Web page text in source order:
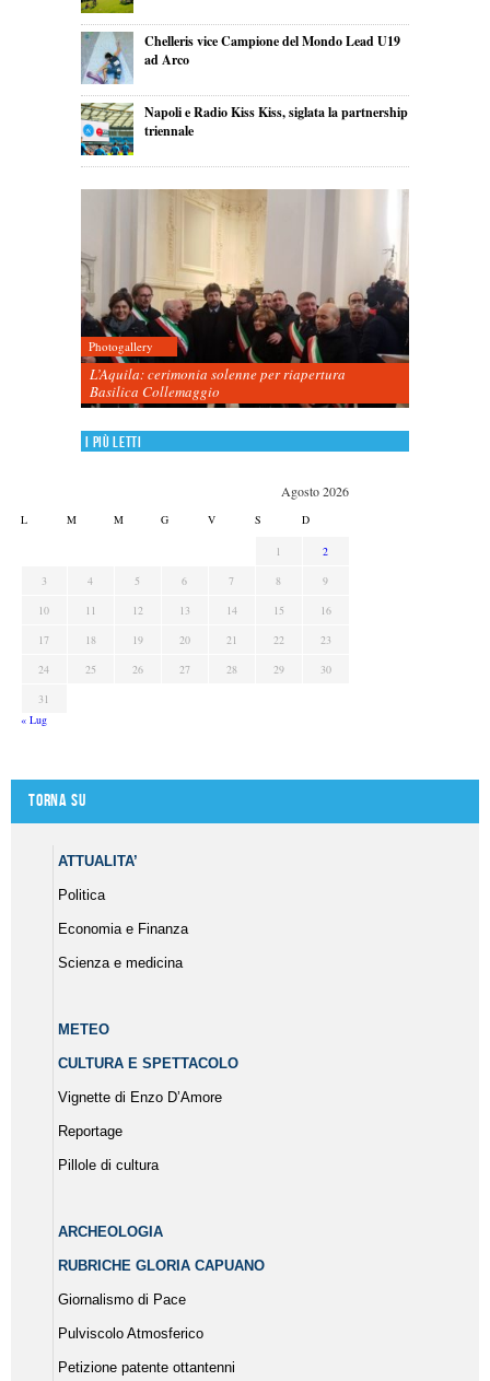
Chelleris vice Campione del Mondo Lead U19
ad Arco
Napoli e Radio Kiss Kiss, siglata la partnership
triennale
Photogallery
L’Aquila: cerimonia solenne per riapertura
Basilica Collemaggio
I più letti
Agosto 2026
L M M G V S D
1
2
3
4 5 6 7 8
9
10
11 12 13 14 15
16
17
18 19 20 21 22
23
24
25 26 27 28 29
30
31
« Lug
Torna su
ATTUALITA’
Politica
Economia e Finanza
Scienza e medicina
METEO
CULTURA E SPETTACOLO
Vignette di Enzo D’Amore
Reportage
Pillole di cultura
ARCHEOLOGIA
RUBRICHE GLORIA CAPUANO
Giornalismo di Pace
Pulviscolo Atmosferico
Petizione patente ottantenni